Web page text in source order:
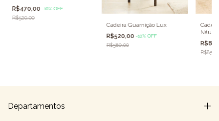
R$470,00 -10%OFF
R$520,00
Cadeira Guarnição Lux
R$520,00 -10%OFF
R$580,00
Departamentos